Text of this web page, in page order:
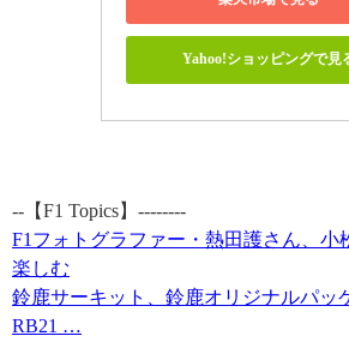
Yahoo!ショッピングで見
--【F1 Topics】--------
F1フォトグラファー・熱田護さん、小
楽しむ
鈴鹿サーキット、鈴鹿オリジナルパッ
RB21 …